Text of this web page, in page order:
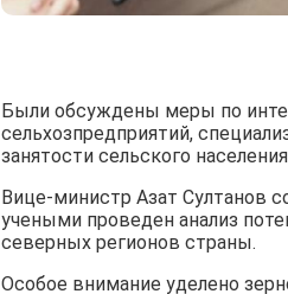
Были обсуждены меры по
сельхозпредприятий,
занятости сельского
Вице-министр Азат Султанов
учеными проведен анализ
северных регионов страны.
Особое внимание уделено